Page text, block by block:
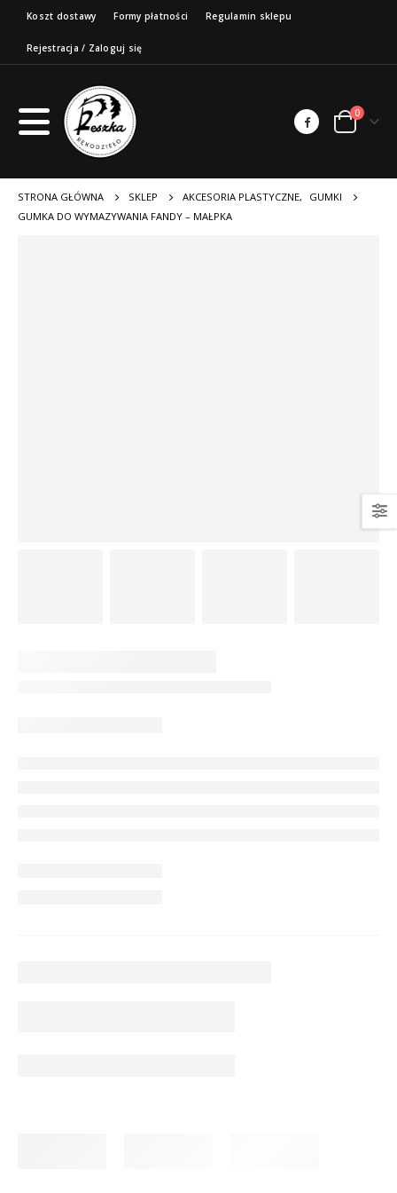
Koszt dostawy Formy płatności Regulamin sklepu
Rejestracja / Zaloguj się
0
STRONA GŁÓWNA SKLEP AKCESORIA PLASTYCZNE,
GUMKI
GUMKA DO WYMAZYWANIA FANDY – MAŁPKA